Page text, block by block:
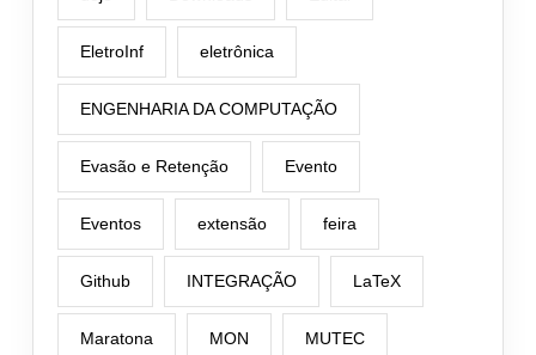
EletroInf eletrônica
ENGENHARIA DA COMPUTAÇÃO
Evasão e Retenção Evento
Eventos extensão feira
Github INTEGRAÇÃO LaTeX
Maratona MON MUTEC